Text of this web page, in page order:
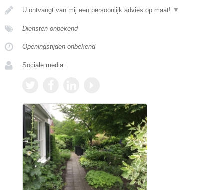
U ontvangt van mij een persoonlijk advies op maat! ▼
Diensten onbekend
Openingstijden onbekend
Sociale media: